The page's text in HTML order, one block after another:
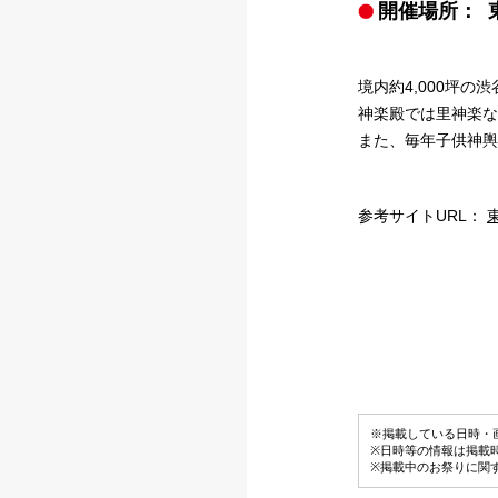
開催場所：
境内約4,000坪の渋
神楽殿では里神楽
また、毎年子供神
参考サイトURL：
※掲載している日時・
※日時等の情報は掲載
※掲載中のお祭りに関